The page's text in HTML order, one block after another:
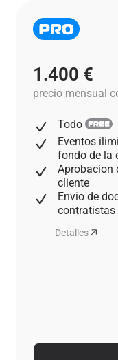
1.400 €
precio mensual
Todo
Eventos
fondo de la
Aprobacion
cliente
Envio de
contratistas
Detalles